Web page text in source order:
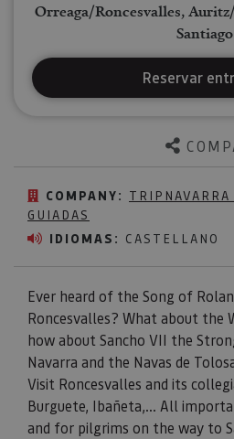
COMPANY:
GUIADAS
IDIOMAS: CASTELLANO
Ever heard of the Song of
Roncesvalles? What about the
how about Sancho VII the
Navarra and the Navas de
Visit Roncesvalles and its
Burguete, Ibañeta,... All
and for pilgrims on the way to
Orreaga/Roncesvalles,
Santiago
Reservar